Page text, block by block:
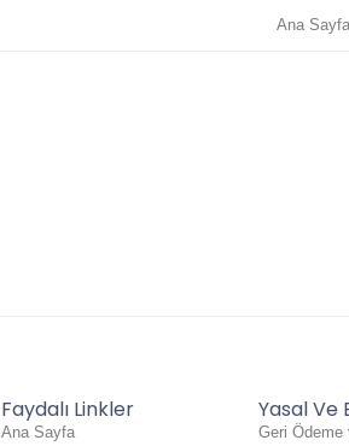
Ana Sayfa
Faydalı Linkler
Ana Sayfa
Yasal Ve
Geri Ödeme